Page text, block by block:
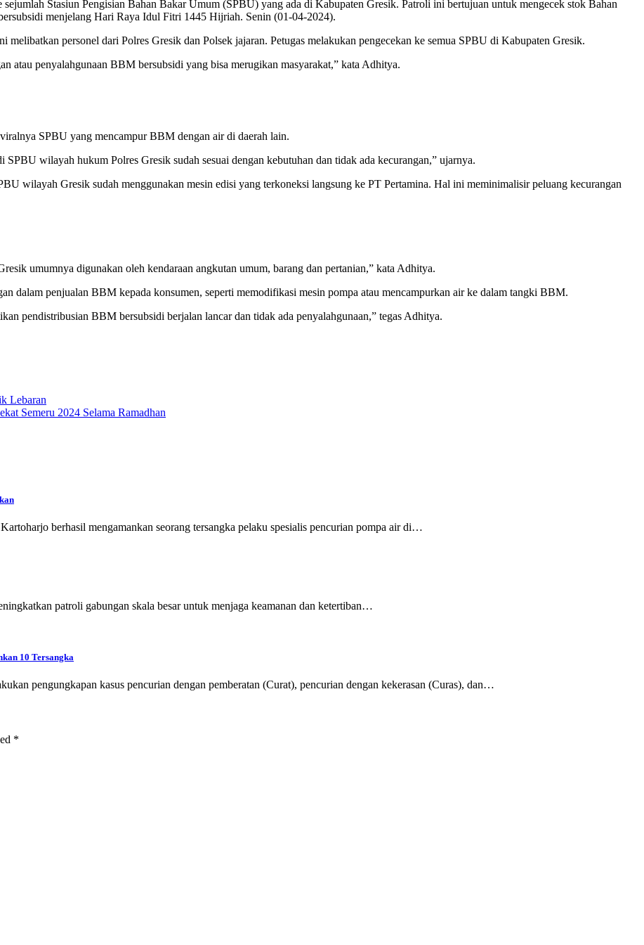
Stasiun Pengisian Bahan Bakar Umum (SPBU) yang ada di Kabupaten Gresik. Patroli ini bertujuan untuk mengecek stok Bahan
menjelang Hari Raya Idul Fitri 1445 Hijriah. Senin (01-04-2024).
personel dari Polres Gresik dan Polsek jajaran. Petugas melakukan pengecekan ke semua SPBU di Kabupaten Gresik.
atau penyalahgunaan BBM bersubsidi yang bisa merugikan masyarakat,” kata Adhitya.
SPBU yang mencampur BBM dengan air di daerah lain.
wilayah hukum Polres Gresik sudah sesuai dengan kebutuhan dan tidak ada kecurangan,” ujarnya.
wilayah Gresik sudah menggunakan mesin edisi yang terkoneksi langsung ke PT Pertamina. Hal ini meminimalisir peluang kecurangan
umumnya digunakan oleh kendaraan angkutan umum, barang dan pertanian,” kata Adhitya.
dalam penjualan BBM kepada konsumen, seperti memodifikasi mesin pompa atau mencampurkan air ke dalam tangki BBM.
pendistribusian BBM bersubsidi berjalan lancar dan tidak ada penyalahgunaan,” tegas Adhitya.
Lebaran
Semeru 2024 Selama Ramadhan
berhasil mengamankan seorang tersangka pelaku spesialis pencurian pompa air di…
patroli gabungan skala besar untuk menjaga keamanan dan ketertiban…
10 Tersangka
pengungkapan kasus pencurian dengan pemberatan (Curat), pencurian dengan kekerasan (Curas), dan…
*